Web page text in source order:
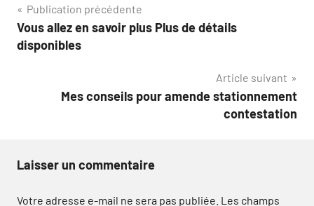
Navigation
de
Publication précédente
Vous allez en savoir plus Plus de détails
disponibles
Article suivant
Mes conseils pour amende stationnement
contestation
Laisser un commentaire
Votre adresse e-mail ne sera pas publiée. Les champs